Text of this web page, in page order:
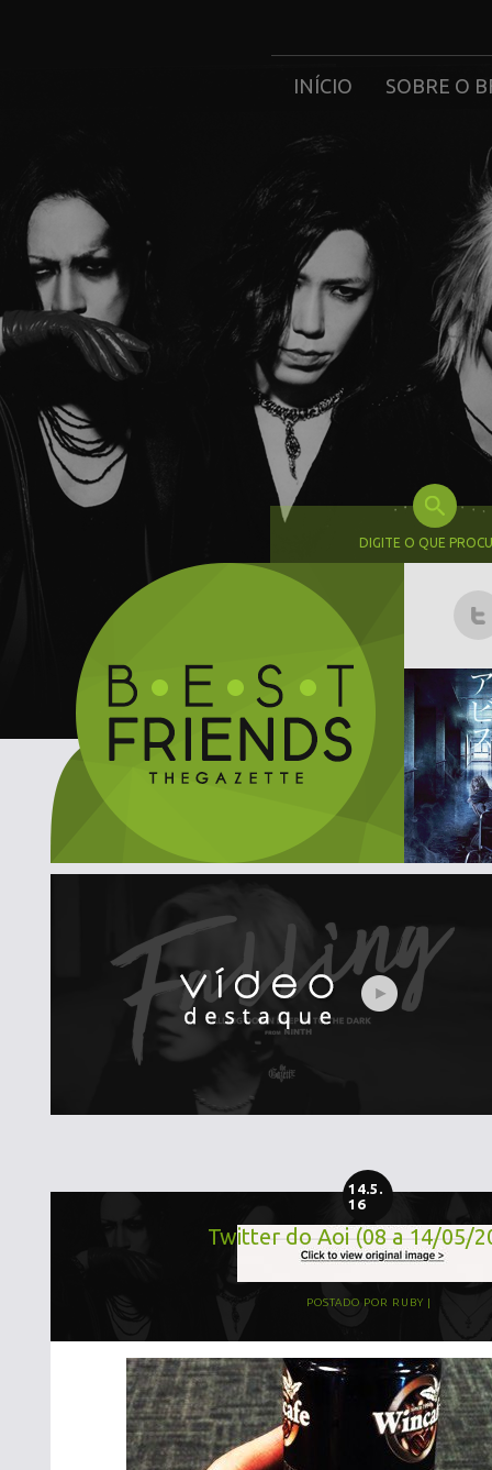
INÍCIO SOBRE O
DIGITE O QUE
14.5.
16
Twitter do Aoi (08 a 14/05/
POSTADO POR RUBY